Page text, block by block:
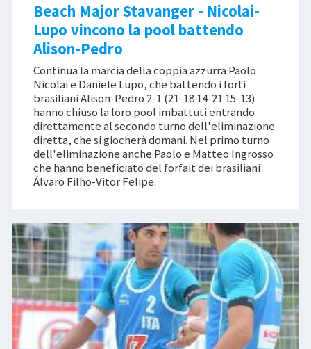
Beach Major Stavanger - Nicolai-
Lupo vincono la pool battendo
Alison-Pedro
Continua la marcia della coppia azzurra Paolo
Nicolai e Daniele Lupo, che battendo i forti
brasiliani Alison-Pedro 2-1 (21-18 14-21 15-13)
hanno chiuso la loro pool imbattuti entrando
direttamente al secondo turno dell'eliminazione
diretta, che si giocherà domani. Nel primo turno
dell'eliminazione anche Paolo e Matteo Ingrosso
che hanno beneficiato del forfait dei brasiliani
Álvaro Filho-Vitor Felipe.